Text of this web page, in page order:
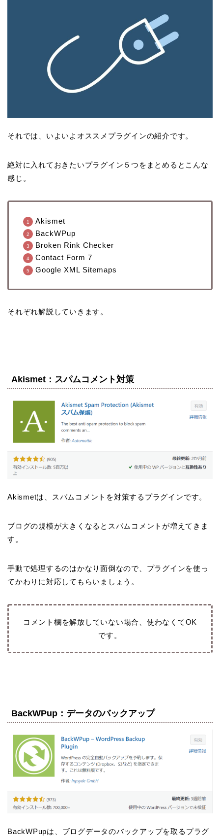
それでは、いよいよオススメプラグインの紹介です。
絶対に入れておきたいプラグイン５つをまとめるとこんな
感じ。
Akismet
BackWPup
Broken Rink Checker
Contact Form 7
Google XML Sitemaps
それぞれ解説していきます。
Akismet：スパムコメント対策
Akismetは、スパムコメントを対策するプラグインです。
ブログの規模が大きくなるとスパムコメントが増えてきま
す。
手動で処理するのはかなり面倒なので、プラグインを使っ
てかわりに対応してもらいましょう。
コメント欄を解放していない場合、使わなくてOK
です。
BackWPup：データのバックアップ
BackWPupは、ブログデータのバックアップを取るプラグ